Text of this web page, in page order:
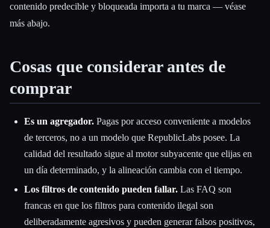
contenido predecible y bloqueada importa a tu marca — véase
más abajo.
Cosas que considerar antes de
comprar
Es un agregador. Pagas por acceso conveniente a modelos
de terceros, no a un modelo que RepublicLabs posee. La
calidad del resultado sigue al motor subyacente que elijas en
un día determinado, y la alineación cambia con el tiempo.
Los filtros de contenido pueden fallar. Las FAQ son
francas en que los filtros para contenido ilegal son
deliberadamente agresivos y pueden generar falsos positivos,